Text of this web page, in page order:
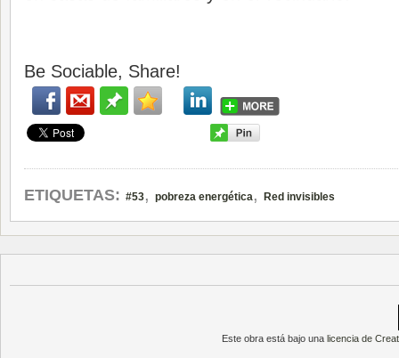
Be Sociable, Share!
ETIQUETAS: #53, pobreza energética, Red invisibles
Este obra está bajo unalicencia de